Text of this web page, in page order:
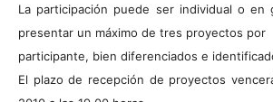
La participación puede ser individual o en
presentar un máximo de tres proyectos por
participante, bien diferenciados e
El plazo de recepción de proyectos